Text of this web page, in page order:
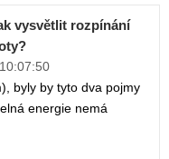
vysvětlit rozpínání
byly by tyto dva pojmy
energie nemá